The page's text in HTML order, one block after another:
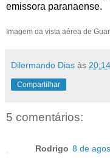
emissora paranaense.
Imagem da vista aérea de
Dilermando Dias às 20:14
Compartilhar
5 comentários:
Rodrigo 8 de